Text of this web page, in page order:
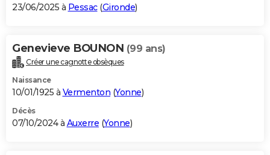
23/06/2025 à Pessac(Gironde)
Genevieve BOUNON (99 ans)
Créer une cagnotte obsèques
Naissance
10/01/1925 à Vermenton (Yonne)
Décès
07/10/2024 à Auxerre (Yonne)